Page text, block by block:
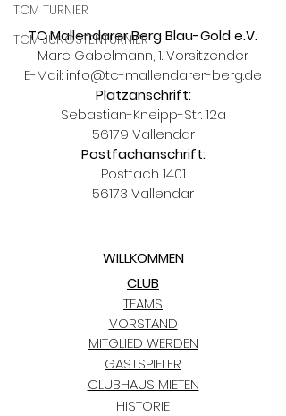
TCM TURNIER
TCM JÜNGSTENTURNIER
TC Mallendarer Berg Blau-Gold e.V.
Marc Gabelmann, 1. Vorsitzender
E-Mail: info@tc-mallendarer-berg.de
Platzanschrift:
Sebastian-Kneipp-Str. 12a
56179 Vallendar
Postfachanschrift:
Postfach 1401
56173 Vallendar
WILLKOMMEN
TEAMS
VORSTAND
CLUB
HISTORIE
MITGLIED WERDEN
GASTSPIELER
CLUBHAUS MIETEN